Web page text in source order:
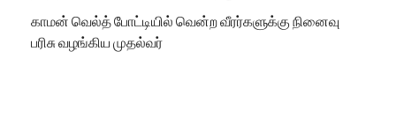
காமன் வெல்த் போட்டியில் வென்ற வீரர்களுக்கு நினைவு
பரிசு வழங்கிய முதல்வர்